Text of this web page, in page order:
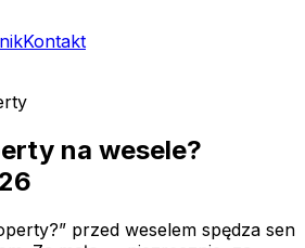
Kontakt
na wesele?
przed weselem spędza sen